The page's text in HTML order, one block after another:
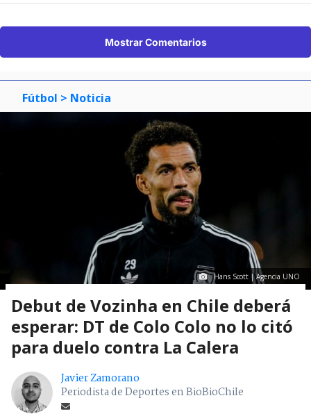
Mostrar Comentarios
Fútbol > Noticia
Hans Scott | Agencia UNO
Debut de Vozinha en Chile deberá
esperar: DT de Colo Colo no lo citó
para duelo contra La Calera
Javier Zamorano
Periodista de Deportes en BioBioChile